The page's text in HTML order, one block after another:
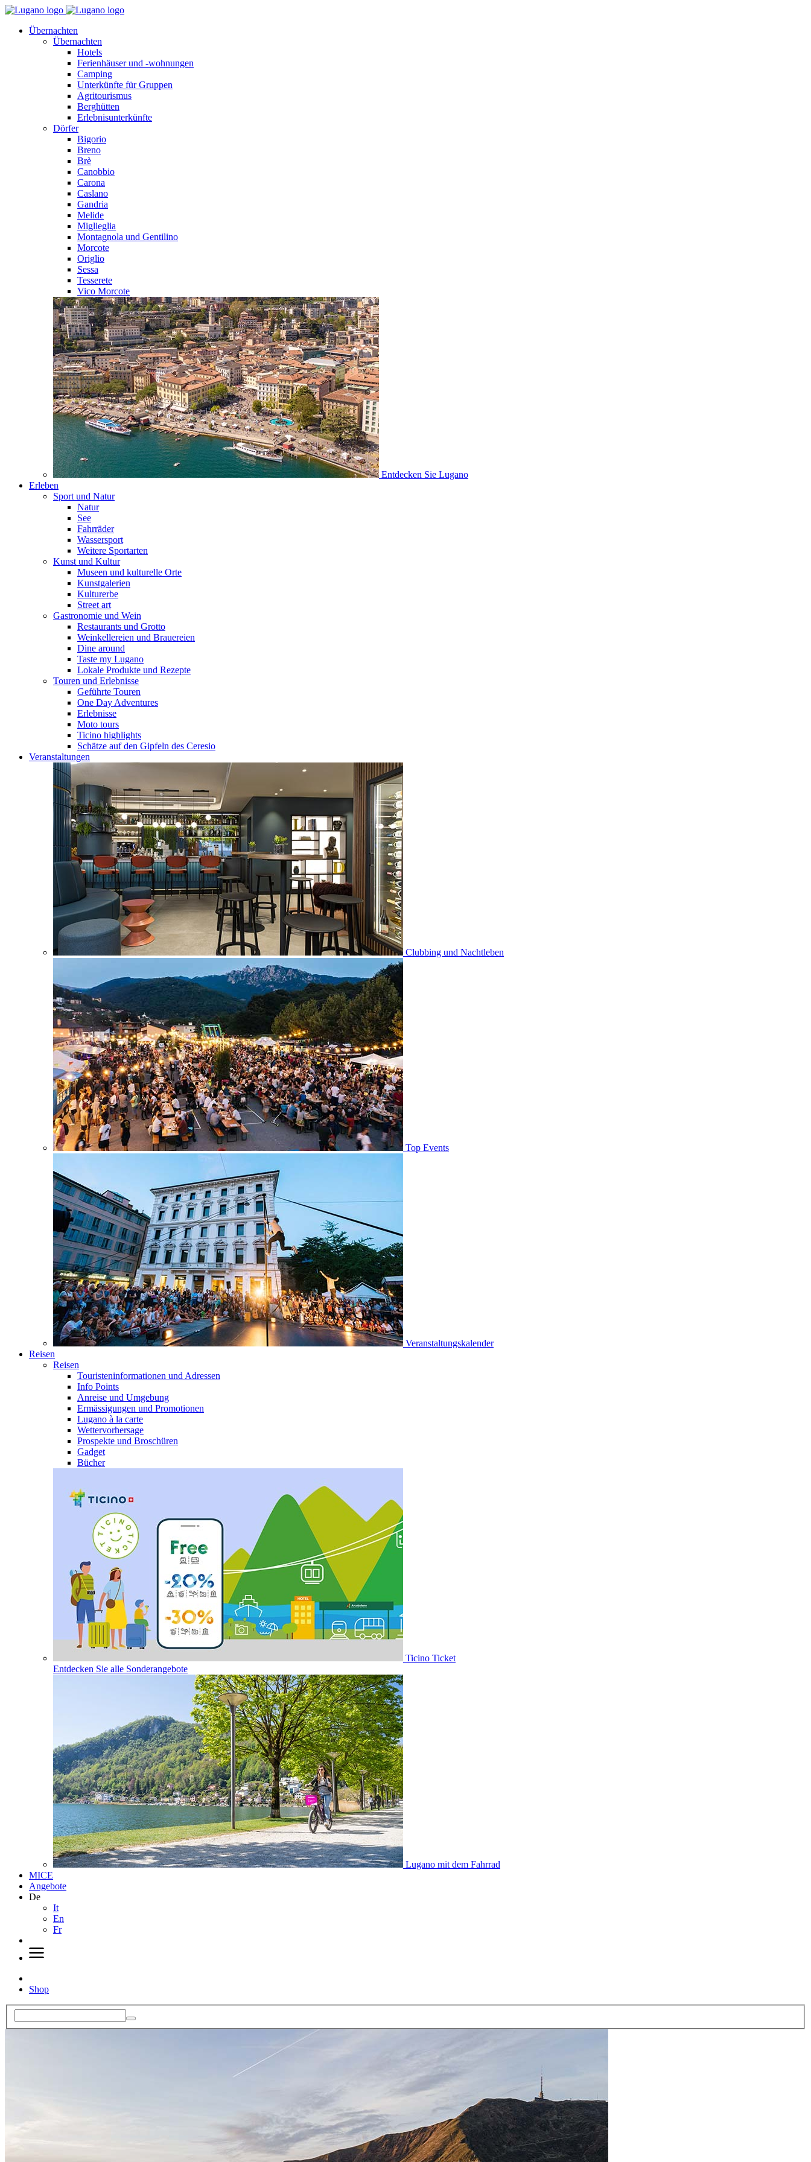
Übernachten
Übernachten
Hotels
Ferienhäuser und -wohnungen
Camping
Unterkünfte für Gruppen
Agritourismus
Berghütten
Erlebnisunterkünfte
Dörfer
Bigorio
Breno
Brè
Canobbio
Carona
Caslano
Gandria
Melide
Miglieglia
Montagnola und Gentilino
Morcote
Origlio
Sessa
Tesserete
Vico Morcote
Entdecken Sie Lugano
Erleben
Sport und Natur
Natur
See
Fahrräder
Wassersport
Weitere Sportarten
Kunst und Kultur
Museen und kulturelle Orte
Kunstgalerien
Kulturerbe
Street art
Gastronomie und Wein
Restaurants und Grotto
Weinkellereien und Brauereien
Dine around
Taste my Lugano
Lokale Produkte und Rezepte
Touren und Erlebnisse
Geführte Touren
One Day Adventures
Erlebnisse
Moto tours
Ticino highlights
Schätze auf den Gipfeln des Ceresio
Veranstaltungen
Clubbing und Nachtleben
Top Events
Veranstaltungskalender
Reisen
Reisen
Touristeninformationen und Adressen
Info Points
Anreise und Umgebung
Ermässigungen und Promotionen
Lugano à la carte
Wettervorhersage
Prospekte und Broschüren
Gadget
Bücher
Ticino Ticket
Entdecken Sie alle Sonderangebote
Lugano mit dem Fahrrad
MICE
Angebote
De
It
En
Fr
Shop